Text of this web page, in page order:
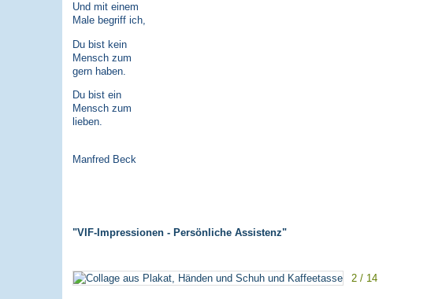
Und mit einem
Male begriff ich,
Du bist kein
Mensch zum
gern haben.
Du bist ein
Mensch zum
lieben.
Manfred Beck
"VIF-Impressionen - Persönliche Assistenz"
2 / 14